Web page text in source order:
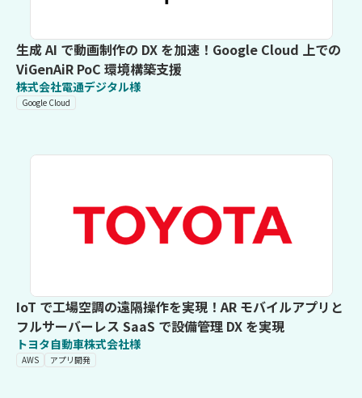
生成 AI で動画制作の DX を加速！Google Cloud 上での
ViGenAiR PoC 環境構築支援
株式会社電通デジタル様
Google Cloud
IoT で工場空調の遠隔操作を実現！AR モバイルアプリと
フルサーバーレス SaaS で設備管理 DX を実現
トヨタ自動車株式会社様
AWS アプリ開発